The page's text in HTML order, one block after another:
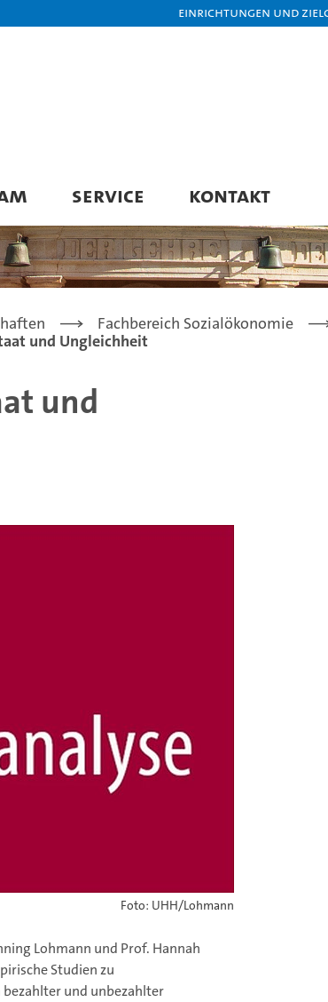
Einrichtungen und
SERVICE KONTAKT
Fachbereich Sozialökonomie
und Ungleichheit
und
Foto: UHH/Lohmann
Lohmann und Prof. Hannah
Studien zu
und unbezahlter